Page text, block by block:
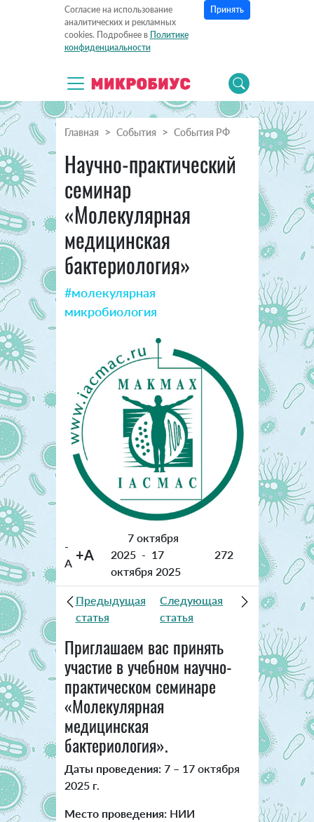
Согласие на использование
аналитических и рекламных
cookies. Подробнее в Политике
конфиденциальности
Принять
Главная События События РФ
Научно-практический
семинар
«Молекулярная
медицинская
бактериология»
#молекулярная
микробиология
-
A +A
7 октября
2025 - 17
октября 2025
272
Предыдущая
статья
Следующая
статья
Приглашаем вас принять
участие в учебном научно-
практическом семинаре
«Молекулярная
медицинская
бактериология».
Даты проведения:7 – 17 октября
2025 г.
Место проведения:НИИ